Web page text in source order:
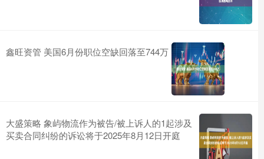
鑫旺资管 美国6月份职位空缺回落至744万
大盛策略 象屿物流作为被告/被上诉人的1起涉及
买卖合同纠纷的诉讼将于2025年8月12日开庭